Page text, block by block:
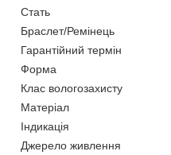
Стать
Браслет/Ремінець
Гарантійний термін
Форма
Клас вологозахисту
Матеріал
Індикація
Джерело живлення